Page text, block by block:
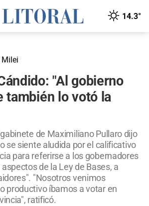
14.3°
"Al gobierno
también lo votó la
de Maximiliano Pullaro dijo
se siente aludida por el calificativo
para referirse a los gobernadores
de la Ley de Bases, a
"Nosotros venimos
productivo íbamos a votar en
ratificó.